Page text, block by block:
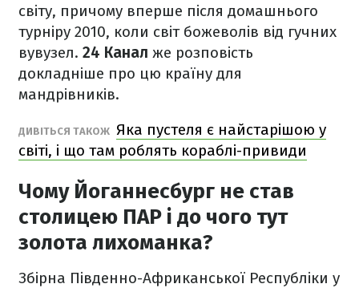
світу, причому вперше після домашнього
турніру 2010, коли світ божеволів від гучних
вувузел. 24 Канал же розповість
докладніше про цю країну для
мандрівників.
ДИВІТЬСЯ ТАКОЖ Яка пустеля є найстарішою у
світі, і що там роблять кораблі-привиди
Чому Йоганнесбург не став
столицею ПАР і до чого тут
золота лихоманка?
Збірна Південно-Африканської Республіки у